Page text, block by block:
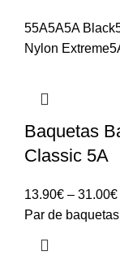
55A5A5A Black
Nylon Extreme
Baquetas
Classic 5A
13.90€ – 31.00€
Par de